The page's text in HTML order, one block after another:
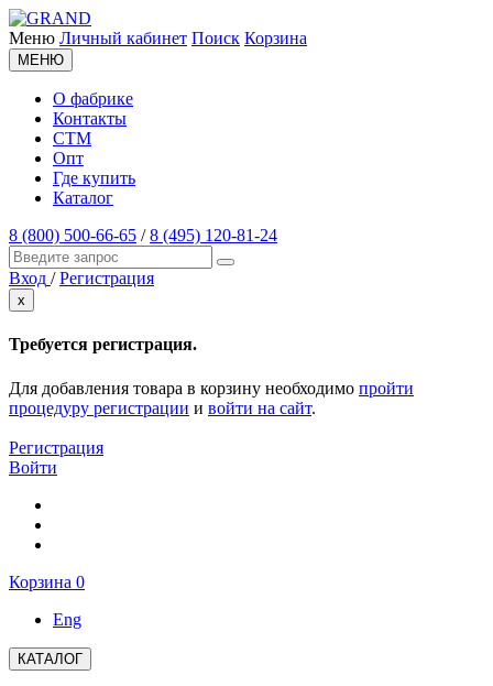
Меню Личный кабинет Поиск Корзина
МЕНЮ
О фабрике
Контакты
СТМ
Опт
Где купить
Каталог
8 (800) 500-66-65 /8 (495) 120-81-24
Вход / Регистрация
x
Требуется регистрация.
Для добавления товара в корзину необходимо пройти
процедуру регистрации и войти на сайт.
Регистрация
Войти
Корзина 0
Eng
КАТАЛОГ